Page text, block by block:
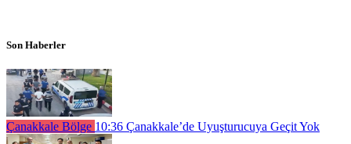
Son Haberler
Çanakkale Bölge 10:36 Çanakkale’de Uyuşturucuya Geçit Yok